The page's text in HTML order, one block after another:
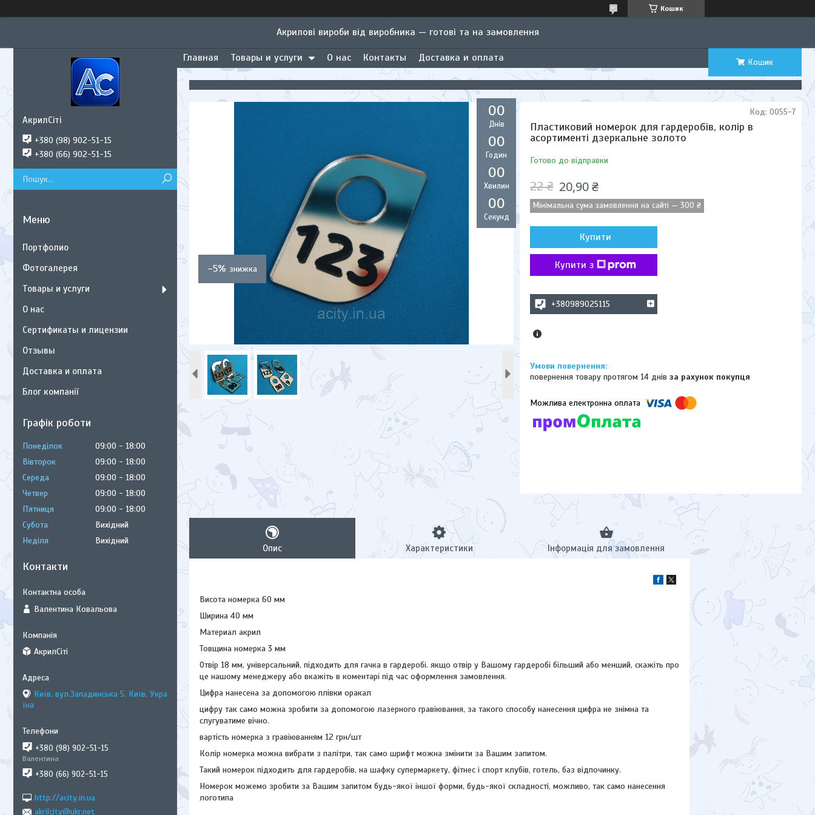
Кошик
Акрилові вироби від виробника — готові та на замовлення
Главная Товары и услуги О нас Контакты Доставка и оплата Кошик
00
Днів
00
Годин
00
Хвилин
00
Секунд
–5%
Пластиковий номерок для гардеробів, колір в
асортименті дзеркальне золото
Готово до відправки
Код: 0055-7
22 ₴ 20,90 ₴
Мінімальна сума замовлення на сайті — 300 ₴
Купити
Купити з
+380989025115
повернення товару протягом 14 днівза рахунок покупця
Опис Характеристики Інформація для замовлення
Висота номерка 60 мм
Ширина 40 мм
Материал акрил
Товщина номерка 3 мм
Отвір 18 мм, універсальний, підходить для гачка в гардеробі. якщо отвір у Вашому гардеробі більший або менший, скажіть про
це нашому менеджеру або вкажіть в коментарі під час оформлення замовлення.
Цифра нанесена за допомогою плівки оракал
цифру так само можна зробити за допомогою лазерного гравіювання, за такого способу нанесення цифра не знімна та
слугуватиме вічно.
вартість номерка з гравіюванням 12 грн/шт
Колір номерка можна вибрати з палітри, так само шрифт можна змінити за Вашим запитом.
Такий номерок підходить для гардеробів, на шафку супермаркету, фітнес і спорт клубів, готель, баз відпочинку.
Номерок можемо зробити за Вашим запитом будь-якої іншої форми, будь-якої складності, можливо, так само нанесення
логотипа
АкрилСіті
+380 (98) 902-51-15
+380 (66) 902-51-15
Портфолио
Фотогалерея
Товары и услуги
О нас
Сертификаты и лицензии
Отзывы
Доставка и оплата
Блог компанії
Графік роботи
Понеділок 09:00
18:00
Вівторок
09:00
18:00
Середа
09:00
18:00
Четвер
09:00
18:00
Пʼятниця
09:00
18:00
Субота
Вихідний
Неділя
Вихідний
Контакти
Валентина Ковальова
АкрилСіті
Київ, вул.Западинська 5, Київ, Укра
їна
+380 (98) 902-51-15
Валентина
+380 (66) 902-51-15
http://acity.in.ua
akrilcity@ukr.net